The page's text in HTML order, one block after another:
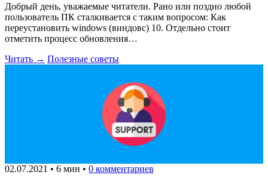
Добрый день, уважаемые читатели. Рано или поздно любой
пользователь ПК сталкивается с таким вопросом: Как
переустановить windows (виндовс) 10. Отдельно стоит
отметить процесс обновления…
Читать → Полезные советы
02.07.2021 • 6 мин • 0 комментариев